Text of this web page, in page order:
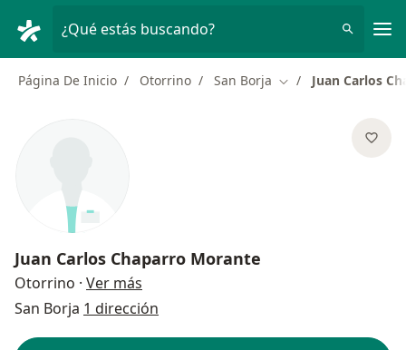
¿Qué estás buscando?
Página De Inicio Otorrino San Borja Cambiar de ciudad
Juan Carlos
Juan Carlos Chaparro Morante
Otorrino · Ver más
San Borja 1 dirección